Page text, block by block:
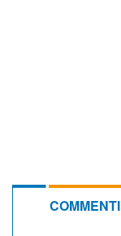
COMMENTI